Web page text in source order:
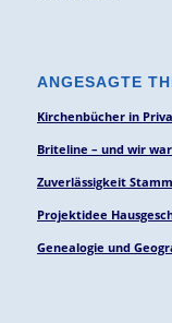
ANGESAGTE
Kirchenbücher in
Briteline – und wir
Zuverlässigkeit
Projektidee
Genealogie und